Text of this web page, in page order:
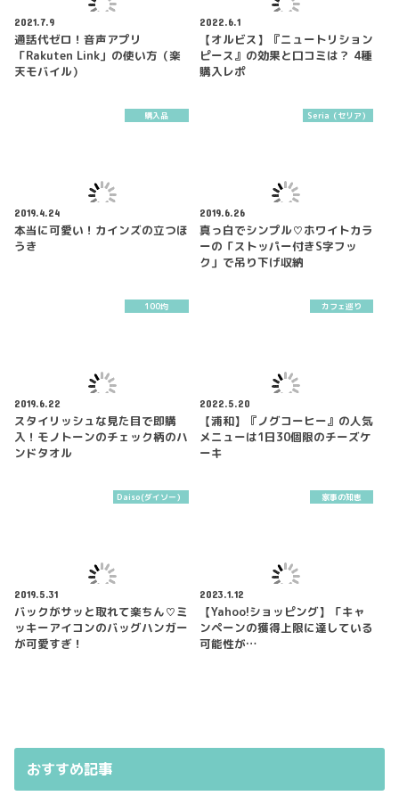
2021.7.9
通話代ゼロ！音声アプリ
「Rakuten Link」の使い方（楽
天モバイル）
2022.6.1
【オルビス】『ニュートリション
ピース』の効果と口コミは？ 4種
購入レポ
購入品
2019.4.24
本当に可愛い！カインズの立つほ
うき
Seria（セリア）
2019.6.26
真っ白でシンプル♡ホワイトカラ
ーの「ストッパー付きS字フッ
ク」で吊り下げ収納
100均
2019.6.22
スタイリッシュな見た目で即購
入！モノトーンのチェック柄のハ
ンドタオル
カフェ巡り
2022.5.20
【浦和】『ノグコーヒー』の人気
メニューは1日30個限のチーズケ
ーキ
Daiso(ダイソー）
2019.5.31
バックがサッと取れて楽ちん♡ミ
ッキーアイコンのバッグハンガー
が可愛すぎ！
家事の知恵
2023.1.12
【Yahoo!ショッピング】「キャ
ンペーンの獲得上限に達している
可能性が…
おすすめ記事